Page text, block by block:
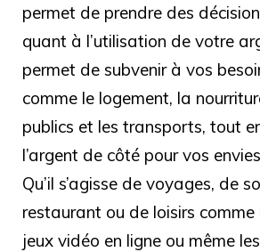
permet de prendre des
quant à l’utilisation de votre
permet de subvenir à vos
comme le logement, la
publics et les transports, tout
l’argent de côté pour vos
Qu’il s’agisse de voyages, de
restaurant ou de loisirs comme
jeux vidéo en ligne ou même